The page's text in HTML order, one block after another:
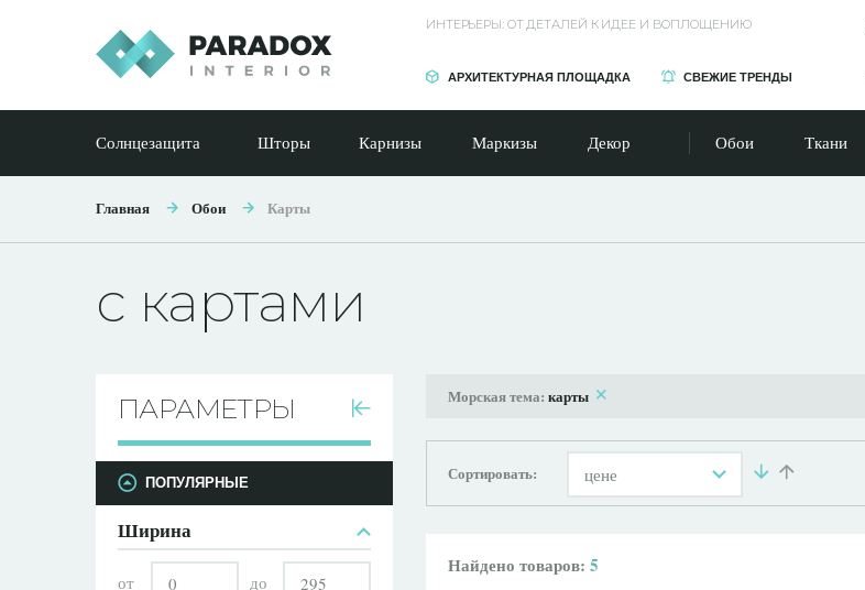
ИНТЕРЬЕРЫ: ОТ ДЕТАЛЕЙ К ИДЕЕ И ВОПЛОЩЕНИЮ
АРХИТЕКТУРНАЯ ПЛОЩАДКА СВЕЖИЕ ТРЕНДЫ
Солнцезащита Шторы Карнизы Маркизы Декор Обои Ткани
Главная Обои Карты
с картами
ПАРАМЕТРЫ
ПОПУЛЯРНЫЕ
Ширина
от до
Морская тема: карты
Сортировать: цене
Найдено товаров: 5